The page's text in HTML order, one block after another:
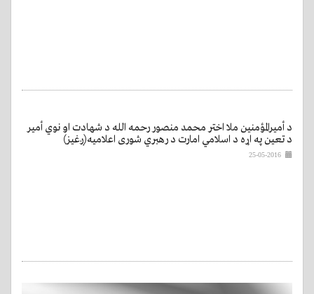
د أمیرالمؤمنین ملا اختر محمد منصور رحمه الله د شهادت او نوي أمیر
د تعین په اړه د اسلامي امارت د رهبري شوری اعلامیه(ږغیز)
25-05-2016